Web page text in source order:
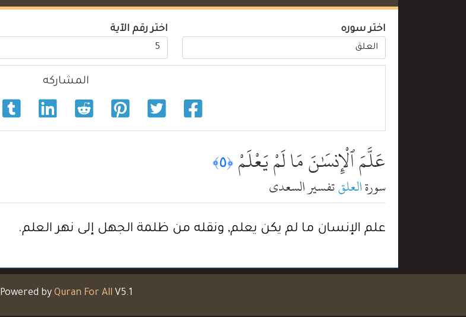
اختر سوره اختر رقم الآية
المشاركه
عَلَّمَ ٱلْإِنسَٰنَ مَا لَمْ يَعْلَمْ ﴿٥﴾
سورةالعلقتفسير السعدي
علم الإنسان ما لم يكن يعلم, ونقله من ظلمة الجهل إلى نهر العلم.
Powered by Quran For All V5.1